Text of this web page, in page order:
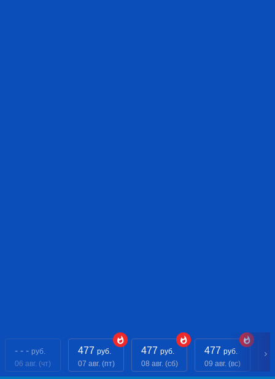
- - - руб.
06 авг. (чт)
477 руб.
07 авг. (пт)
477 руб.
08 авг. (сб)
477 руб.
09 авг. (вс)